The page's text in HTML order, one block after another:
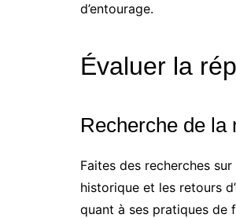
d’entourage.
Évaluer la
Recherche de la
Faites des recherches
historique et les retours
quant à ses pratiques de